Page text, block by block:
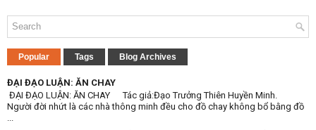
Popular Tags Blog Archives
ĐẠI ĐẠO LUẬN: ĂN CHAY
ĐẠI ĐẠO LUẬN: ĂN CHAY Tác giả:Đạo Trưởng Thiên Huyền Minh.
Người đời nhứt là các nhà thông minh đều cho đồ chay không bổ bằng đồ
...